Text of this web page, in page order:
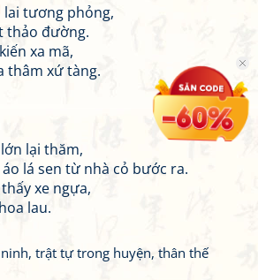
lai tương phỏng,
thảo đường.
xa mã,
thâm xứ tàng.
lại thăm,
lá sen từ nhà cỏ bước ra.
xe ngựa,
lau.
trật tự trong huyện, thân thế